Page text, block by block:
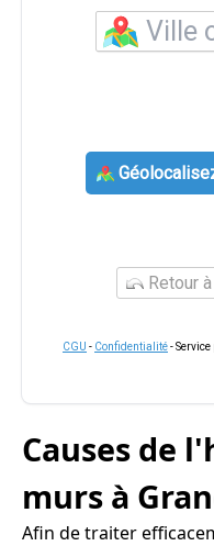
Retour
CGU - Confidentialité-
Causes de
murs à
Afin de traiter